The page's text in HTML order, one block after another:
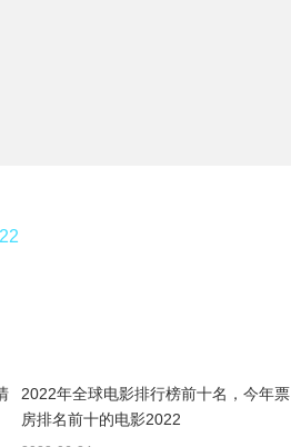
2022年全球电影排行榜前十名，今年票
房排名前十的电影2022